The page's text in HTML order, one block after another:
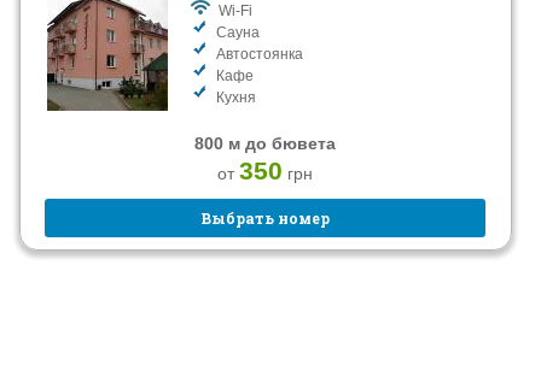
Wi-Fi
Сауна
Автостоянка
Кафе
Кухня
800 м до бювета
от350 грн
Выбрать номер